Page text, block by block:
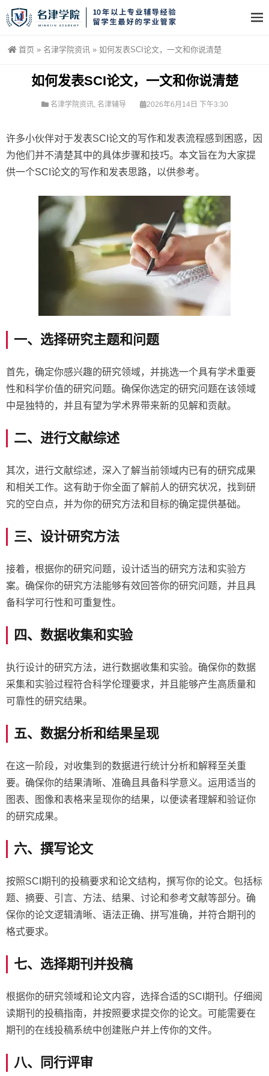
首页 » 名津学院资讯 » 如何发表SCI论文，一文和你说清楚
如何发表SCI论文，一文和你说清楚
名津学院资讯, 名津辅导 2026年6月14日 下午3:30
许多小伙伴对于发表SCI论文的写作和发表流程感到困惑，因
为他们并不清楚其中的具体步骤和技巧。本文旨在为大家提
供一个SCI论文的写作和发表思路，以供参考。
一、选择研究主题和问题
首先，确定你感兴趣的研究领域，并挑选一个具有学术重要
性和科学价值的研究问题。确保你选定的研究问题在该领域
中是独特的，并且有望为学术界带来新的见解和贡献。
二、进行文献综述
其次，进行文献综述，深入了解当前领域内已有的研究成果
和相关工作。这有助于你全面了解前人的研究状况，找到研
究的空白点，并为你的研究方法和目标的确定提供基础。
三、设计研究方法
接着，根据你的研究问题，设计适当的研究方法和实验方
案。确保你的研究方法能够有效回答你的研究问题，并且具
备科学可行性和可重复性。
四、数据收集和实验
执行设计的研究方法，进行数据收集和实验。确保你的数据
采集和实验过程符合科学伦理要求，并且能够产生高质量和
可靠性的研究结果。
五、数据分析和结果呈现
在这一阶段，对收集到的数据进行统计分析和解释至关重
要。确保你的结果清晰、准确且具备科学意义。运用适当的
图表、图像和表格来呈现你的结果，以便读者理解和验证你
的研究成果。
六、撰写论文
按照SCI期刊的投稿要求和论文结构，撰写你的论文。包括标
题、摘要、引言、方法、结果、讨论和参考文献等部分。确
保你的论文逻辑清晰、语法正确、拼写准确，并符合期刊的
格式要求。
七、选择期刊并投稿
根据你的研究领域和论文内容，选择合适的SCI期刊。仔细阅
读期刊的投稿指南，并按照要求提交你的论文。可能需要在
期刊的在线投稿系统中创建账户并上传你的文件。
八、同行评审